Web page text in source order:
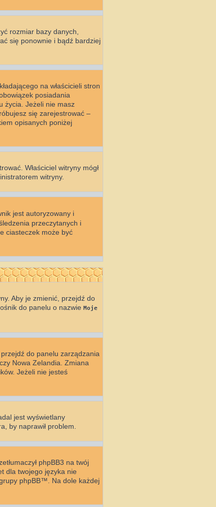
rozmiar bazy danych,
się ponownie i bądź bardziej
na właścicieli stron
posiadania
życia. Jeżeli nie masz
się zarejestrować –
opisanych poniżej
Właściciel witryny mógł
witryny.
jest autoryzowany i
przeczytanych i
ciasteczek może być
Aby je zmienić, przejdź do
do panelu o nazwie Moje
do panelu zarządzania
Nowa Zelandia. Zmiana
Jeżeli nie jesteś
jest wyświetlany
by naprawił problem.
phpBB3 na twój
dla twojego języka nie
phpBB™. Na dole każdej